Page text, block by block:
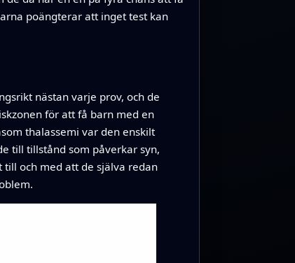
poängterar att inget test kan
nästan varje prov, och de
för att få barn med en
thalassemi var den enskilt
till tillstånd som påverkar syn,
till och med att de själva redan